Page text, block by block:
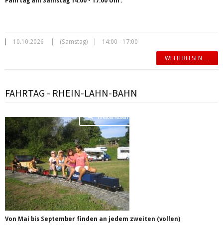
10.10.2026 (Samstag) 14:00 - 17:00
WEITERLESEN …
FAHRTAG - RHEIN-LAHN-BAHN
Weiterlesen …
Von Mai bis September finden an jedem zweiten (vollen)